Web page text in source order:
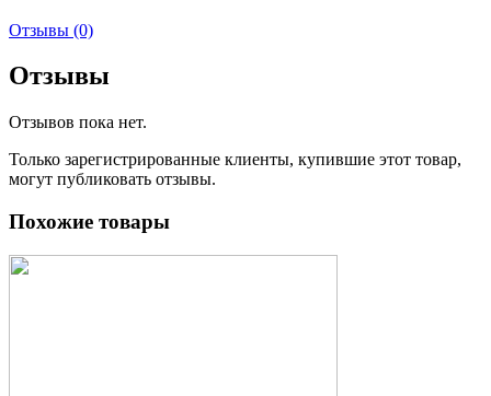
Отзывы (0)
Отзывы
Отзывов пока нет.
Только зарегистрированные клиенты, купившие этот товар,
могут публиковать отзывы.
Похожие товары